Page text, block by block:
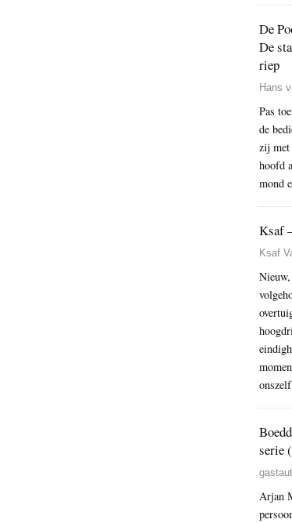
De
De
riep
Hans
Pas
de
zij
hoofd
mond
Ksaf
Ksaf
serie
Arjan